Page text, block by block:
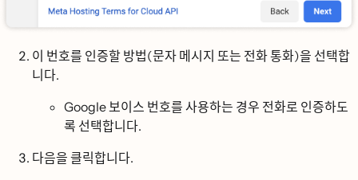
이 번호를 인증할 방법(문자 메시지 또는 전화 통화)을 선택합
니다.
Google 보이스 번호를 사용하는 경우 전화로 인증하도
록 선택합니다.
다음을 클릭합니다.